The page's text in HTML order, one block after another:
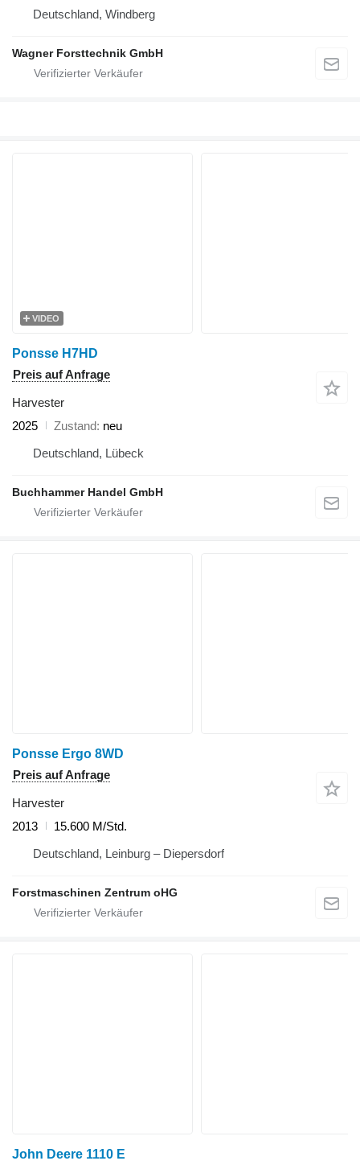
Deutschland, Windberg
Wagner Forsttechnik GmbH
VIDEO
Ponsse H7HD
Preis auf Anfrage
Harvester
2025
Zustand neu
Deutschland, Lübeck
Buchhammer Handel GmbH
Ponsse Ergo 8WD
Preis auf Anfrage
Harvester
2013
15.600 M/Std.
Deutschland, Leinburg – Diepersdorf
Forstmaschinen Zentrum oHG
John Deere 1110 E